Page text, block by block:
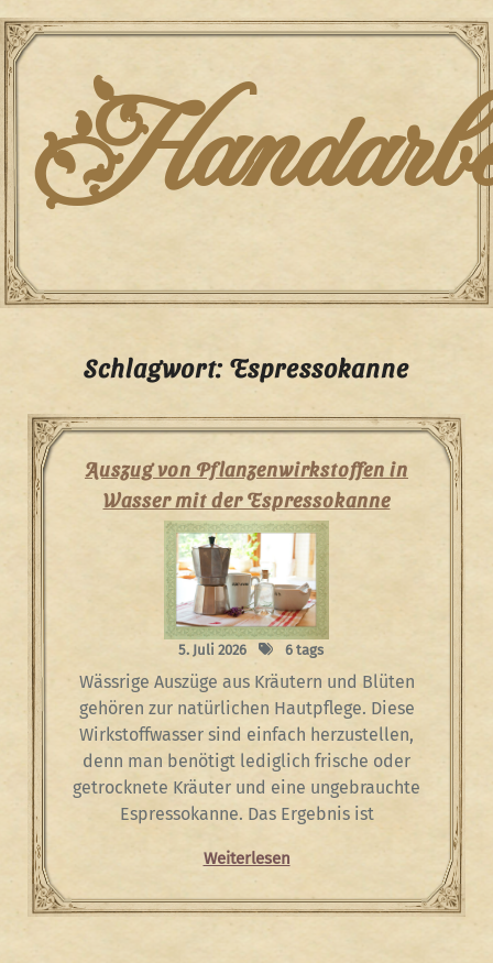
Skip
to
content
Schlagwort: Espressokanne
Auszug von Pflanzenwirkstoffen in
Wasser mit der Espressokanne
5. Juli 2026 6 tags
Wässrige Auszüge aus Kräutern und Blüten
gehören zur natürlichen Hautpflege. Diese
Wirkstoffwasser sind einfach herzustellen,
denn man benötigt lediglich frische oder
getrocknete Kräuter und eine ungebrauchte
Espressokanne. Das Ergebnis ist
Weiterlesen